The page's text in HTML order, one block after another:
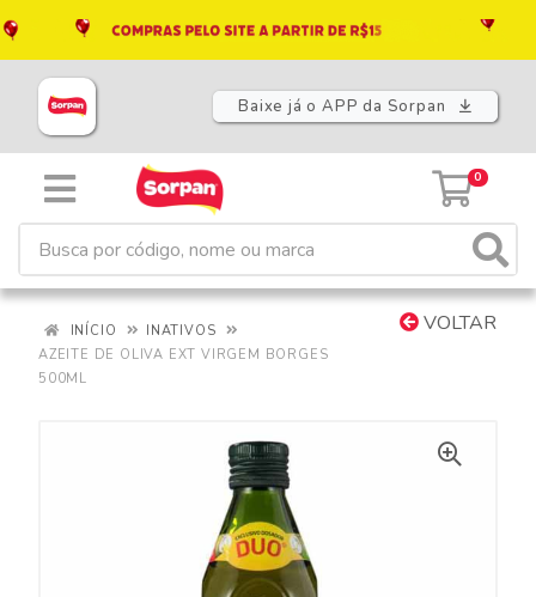
Baixe já o APP da Sorpan
0
VOLTAR
INÍCIO
INATIVOS
AZEITE DE OLIVA EXT VIRGEM BORGES
500ML